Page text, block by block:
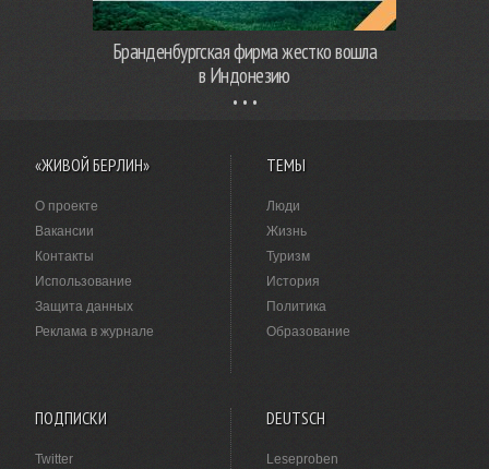
Бранденбургская фирма жестко вошла
в Индонезию
«ЖИВОЙ БЕРЛИН»
О проекте
Вакансии
Контакты
Использование
Защита данных
Реклама в журнале
ТЕМЫ
Люди
Жизнь
Туризм
История
Политика
Образование
ПОДПИСКИ
Twitter
DEUTSCH
Leseproben